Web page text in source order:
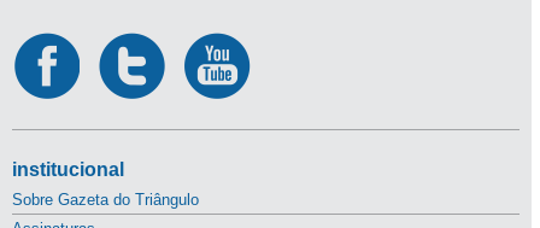
institucional
Sobre Gazeta do Triângulo